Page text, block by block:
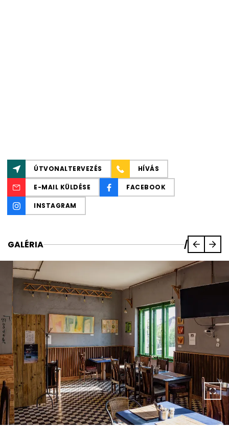
ÚTVONALTERVEZÉS HÍVÁS
E-MAIL KÜLDÉSE FACEBOOK
INSTAGRAM
GALÉRIA /